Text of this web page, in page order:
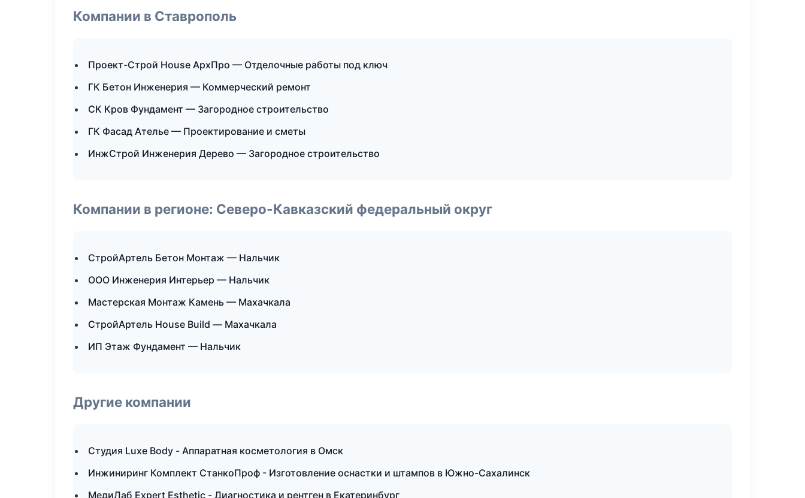
Компании в Ставрополь
Проект-Строй House АрхПро — Отделочные работы под ключ
ГК Бетон Инженерия — Коммерческий ремонт
СК Кров Фундамент — Загородное строительство
ГК Фасад Ателье — Проектирование и сметы
ИнжСтрой Инженерия Дерево — Загородное строительство
Компании в регионе: Северо-Кавказский федеральный округ
СтройАртель Бетон Монтаж — Нальчик
ООО Инженерия Интерьер — Нальчик
Мастерская Монтаж Камень — Махачкала
СтройАртель House Build — Махачкала
ИП Этаж Фундамент — Нальчик
Другие компании
Студия Luxe Body - Аппаратная косметология в Омск
Инжиниринг Комплект СтанкоПроф - Изготовление оснастки и штампов в Южно-Сахалинск
МедиЛаб Expert Esthetic - Диагностика и рентген в Екатеринбург